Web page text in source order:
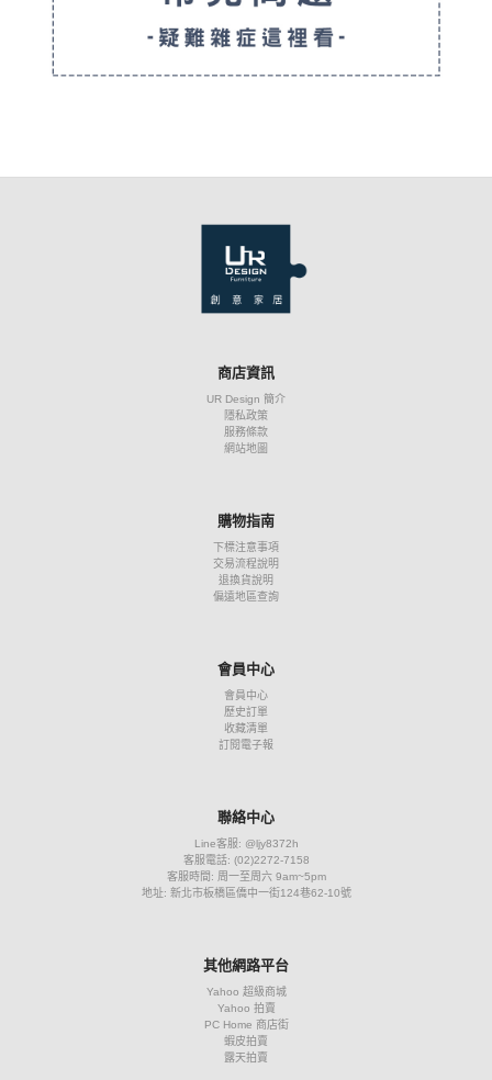
商店資訊
UR Design 簡介
隱私政策
服務條款
網站地圖
購物指南
下標注意事項
交易流程說明
退換貨說明
偏遠地區查詢
會員中心
會員中心
歷史訂單
收藏清單
訂閱電子報
聯絡中心
Line客服: @ljy8372h
客服電話: (02)2272-7158
客服時間: 周一至周六 9am~5pm
地址: 新北市板橋區僑中一街124巷62-10號
其他網路平台
Yahoo 超級商城
Yahoo 拍賣
PC Home 商店街
蝦皮拍賣
露天拍賣